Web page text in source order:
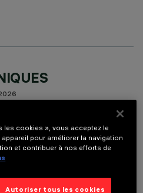
to use a LED lamp with C.O.B.
for surface-mounting. Reflector
aluminium body and
les cookies », vous acceptez le
pour améliorer la navigation
et contribuer à nos efforts de
Autoriser tous les cookies